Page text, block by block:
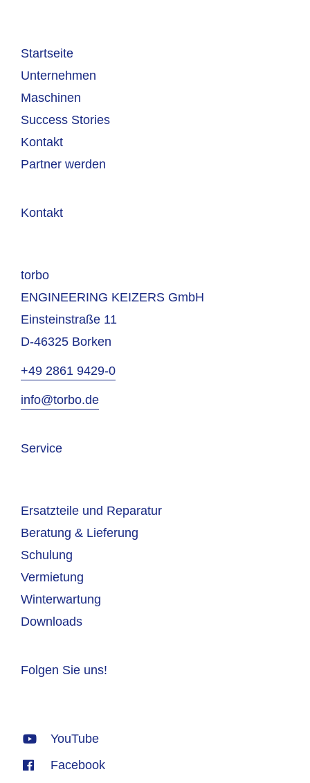
Startseite
Unternehmen
Maschinen
Success Stories
Kontakt
Partner werden
Kontakt
torbo
ENGINEERING KEIZERS GmbH
Einsteinstraße 11
D-46325 Borken
+49 2861 9429-0
info@torbo.de
Service
Ersatzteile und Reparatur
Beratung & Lieferung
Schulung
Vermietung
Winterwartung
Downloads
Folgen Sie uns!
YouTube
Facebook